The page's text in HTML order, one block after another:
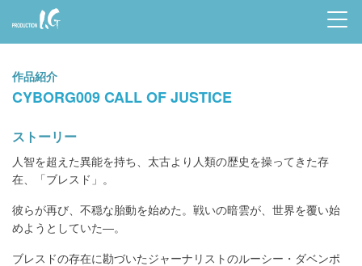
Prod
uctio
n I.G
作品紹介
CYBORG009 CALL OF JUSTICE
ストーリー
人智を超えた異能を持ち、太古より人類の歴史を操ってきた存
在、「ブレスド」。
彼らが再び、不穏な胎動を始めた。戦いの暗雲が、世界を覆い始
めようとしていた―。
ブレスドの存在に勘づいたジャーナリストのルーシー・ダベンポ